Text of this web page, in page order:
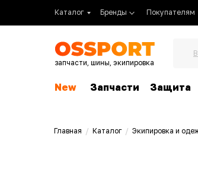
Каталог Бренды Покупателям
Защита
Запчасти
New
запчасти, шины, экипировка
Главная / Каталог/ Экипировка и